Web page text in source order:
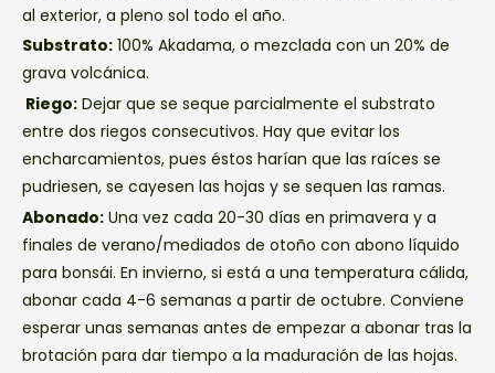
al exterior, a pleno sol todo el año.
Substrato: 100% Akadama, o mezclada con un 20% de
grava volcánica.
Riego: Dejar que se seque parcialmente el substrato
entre dos riegos consecutivos. Hay que evitar los
encharcamientos, pues éstos harían que las raíces se
pudriesen, se cayesen las hojas y se sequen las ramas.
Abonado: Una vez cada 20-30 días en primavera y a
finales de verano/mediados de otoño con abono líquido
para bonsái. En invierno, si está a una temperatura cálida,
abonar cada 4-6 semanas a partir de octubre. Conviene
esperar unas semanas antes de empezar a abonar tras la
brotación para dar tiempo a la maduración de las hojas.